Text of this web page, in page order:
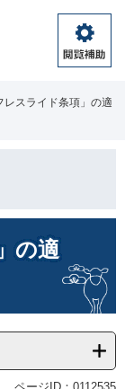
閲
覧
助
レスライド条項」の適
の適